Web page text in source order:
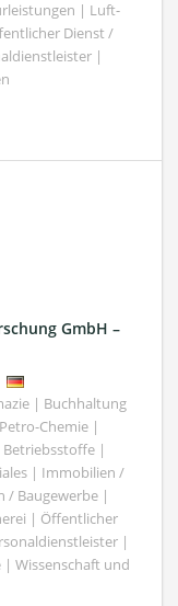
| Luft-
Dienst /
|
GmbH –
| Buchhaltung
Chemie |
Betriebsstoffe |
| Immobilien /
/ Baugewerbe |
| Öffentlicher
|
Wissenschaft und